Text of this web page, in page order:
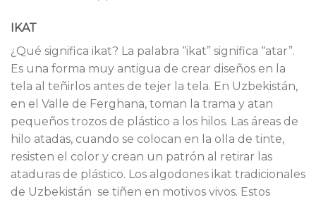
IKAT
¿Qué significa ikat? La palabra “ikat” significa “atar”.
Es una forma muy antigua de crear diseños en la
tela al teñirlos antes de tejer la tela. En Uzbekistán,
en el Valle de Ferghana, toman la trama y atan
pequeños trozos de plástico a los hilos. Las áreas de
hilo atadas, cuando se colocan en la olla de tinte,
resisten el color y crean un patrón al retirar las
ataduras de plástico. Los algodones ikat tradicionales
de Uzbekistán se tiñen en motivos vivos. Estos